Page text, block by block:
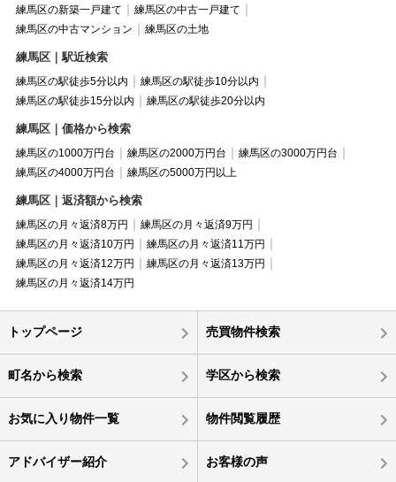
練馬区の新築一戸建て
練馬区の中古一戸建て
練馬区の中古マンション
練馬区の土地
練馬区｜駅近検索
練馬区の駅徒歩5分以内
練馬区の駅徒歩10分以内
練馬区の駅徒歩15分以内
練馬区の駅徒歩20分以内
練馬区｜価格から検索
練馬区の1000万円台 練馬区の2000万円台
練馬区の3000万円台
練馬区の4000万円台
練馬区の5000万円以上
練馬区｜返済額から検索
練馬区の月々返済8万円
練馬区の月々返済9万円
練馬区の月々返済10万円
練馬区の月々返済11万円
練馬区の月々返済12万円
練馬区の月々返済13万円
練馬区の月々返済14万円
トップページ 売買物件検索
町名から検索 学区から検索
お気に入り物件一覧 物件閲覧履歴
アドバイザー紹介 お客様の声